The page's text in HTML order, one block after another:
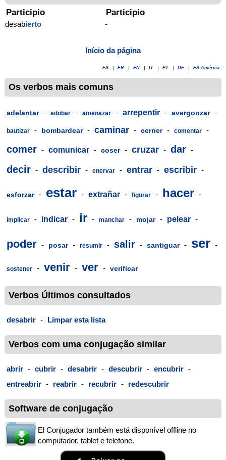
Participio
desabierto
Participio
-
Início da página
ES FR EN IT PT DE ES-América
Os verbos mais comuns
adelantar - adobar - amenazar - arrepentir - avergonzar -
bautizar - bombardear - caminar - cerner - comentar -
comer - comunicar - coser - cruzar - dar -
decir - describir - enervar - entrar - escribir -
esforzar - estar - extrañar - figurar - hacer -
implicar - indicar - ir - manchar - mojar - pelear -
poder - posar - resumir - salir - santiguar - ser -
sostener - venir - ver - verificar
Verbos Últimos consultados
desabrir - Limpar esta lista
Verbos com uma conjugação similar
abrir - cubrir - desabrir - descubrir - encubrir -
entreabrir - reabrir - recubrir - redescubrir
Software de conjugação
El Conjugador também está disponível offline no
computador, tablet e telefone.